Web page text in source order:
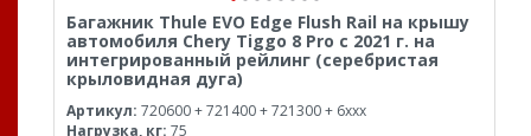
Багажник Thule EVO Edge Flush Rail на крышу
автомобиля Chery Tiggo 8 Pro с 2021 г. на
интегрированный рейлинг (серебристая
крыловидная дуга)
Артикул: 720600 + 721400 + 721300 + 6xxx
Нагрузка, кг: 75